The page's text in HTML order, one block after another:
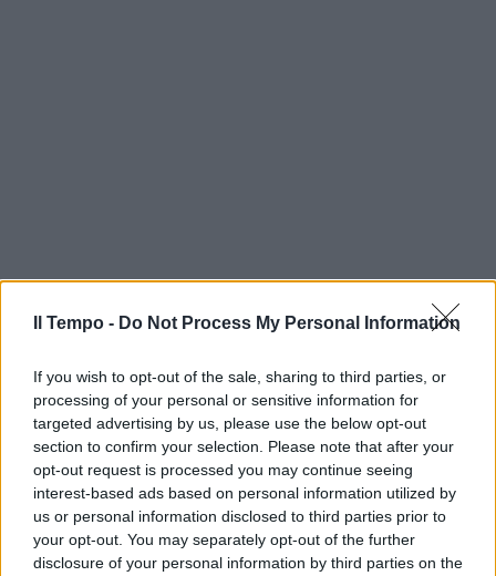
Il Tempo - Do Not Process My Personal Information
If you wish to opt-out of the sale, sharing to third parties, or
processing of your personal or sensitive information for
targeted advertising by us, please use the below opt-out
section to confirm your selection. Please note that after your
opt-out request is processed you may continue seeing
interest-based ads based on personal information utilized by
us or personal information disclosed to third parties prior to
your opt-out. You may separately opt-out of the further
disclosure of your personal information by third parties on the